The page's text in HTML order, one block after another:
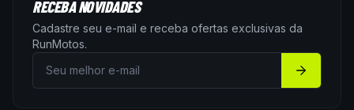
RECEBA NOVIDADES
Cadastre seu e-mail e receba ofertas exclusivas da
RunMotos.